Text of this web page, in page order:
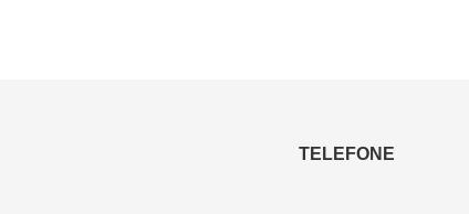
TELEFONE